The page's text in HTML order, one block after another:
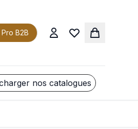
B2B
nos catalogues